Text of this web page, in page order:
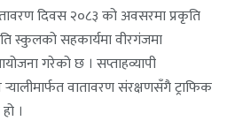
दिवस २०८३ को अवसरमा प्रकृति
स्कुलको सहकार्यमा वीरगंजमा
गरेको छ । सप्ताहव्यापी
र्‍यालीमार्फत वातावरण संरक्षणसँगै ट्राफिक
।